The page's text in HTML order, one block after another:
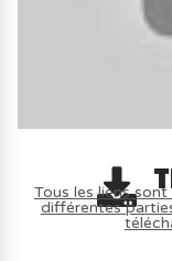
Tous les liens
différentes